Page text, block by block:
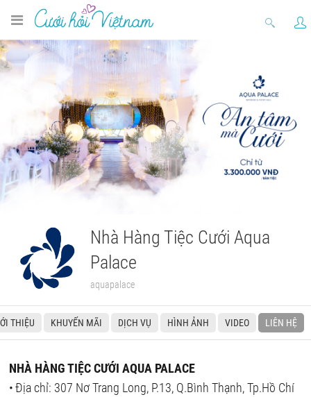
Nhà Hàng Tiệc Cưới Aqua
Palace
aquapalace
THIỆU KHUYẾN MÃI DỊCH VỤ HÌNH ẢNH VIDEO LIÊN HỆ
NHÀ HÀNG TIỆC CƯỚI AQUA PALACE
Địa chỉ: 307 Nơ Trang Long, P.13, Q.Bình Thạnh, Tp.Hồ Chí